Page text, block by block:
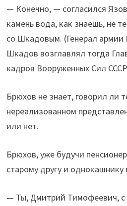
— Конечно, — согласился
камень вода, как знаешь, не
со Шкадовым. (Генерал армии
Шкадов возглавлял тогда
кадров Вооруженных Сил
Брюхов не знает, говорил ли
нереализованном
или нет.
Брюхов, уже будучи
старому другу и однокашнику
— Ты, Дмитрий Тимофеевич, с